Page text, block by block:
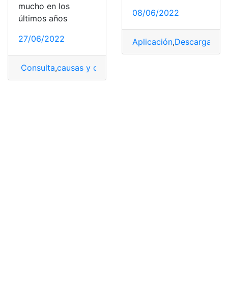
mucho en los
últimos años
27/06/2022
Consulta,causas y consecuencias
08/06/2022
Aplicación,Descargas